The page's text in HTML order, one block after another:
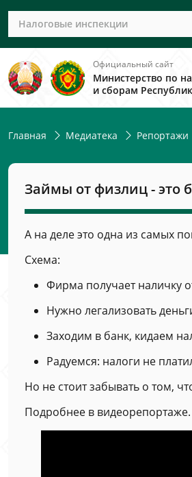
Налоговые инспекции
Официальный сайт
Министерство по
и сборам
Главная Медиатека Репортажи
Займы от физлиц - это
А на деле это одна из самых
Схема:
Фирма получает наличку
Нужно легализовать
Заходим в банк, кидаем
Радуемся: налоги не
Но не стоит забывать о том,
Подробнее в видеорепортаже.